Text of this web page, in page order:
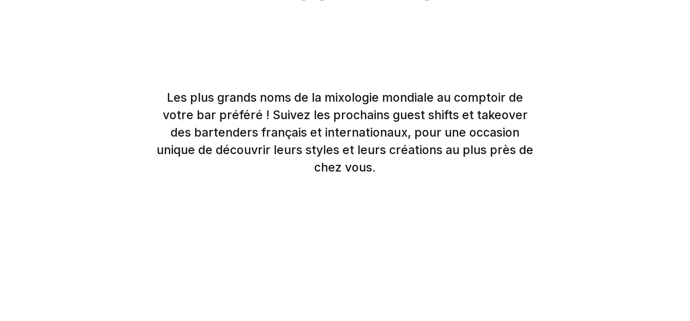
Les plus grands noms de la mixologie mondiale au comptoir de
votre bar préféré ! Suivez les prochains guest shifts et takeover
des bartenders français et internationaux, pour une occasion
unique de découvrir leurs styles et leurs créations au plus près de
chez vous.